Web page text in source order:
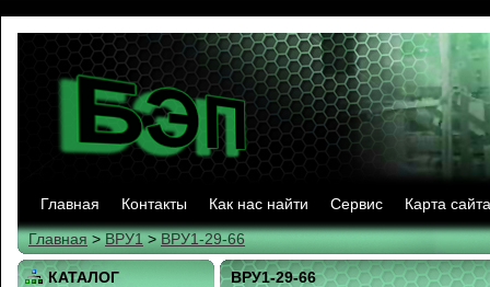
Главная Контакты Как нас найти Сервис
Карта сайта
Главная > ВРУ1 >ВРУ1-29-66
КАТАЛОГ
ВРУ1-29-66